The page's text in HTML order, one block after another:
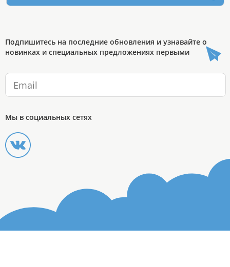
Подпишитесь на последние обновления и узнавайте о
новинках и специальных предложениях первыми
Мы в социальных сетях